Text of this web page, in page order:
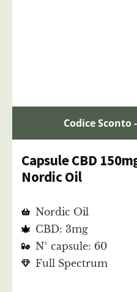
Codice Sconto
Capsule CBD
Nordic Oil
Nordic Oil
CBD: 3mg
N° capsule: 60
Full Spectrum